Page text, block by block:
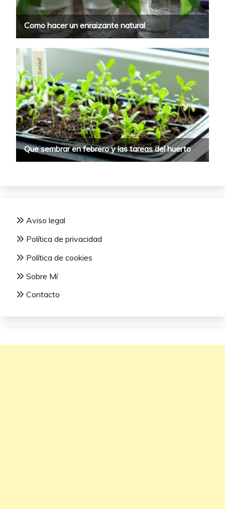
Aviso legal
Política de privacidad
Política de cookies
Sobre Mí
Contacto